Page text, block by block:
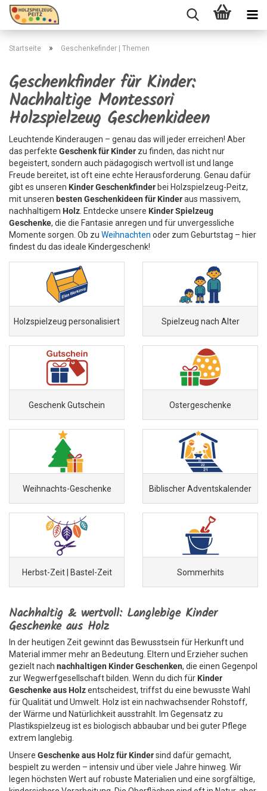
Startseite » Geschenkefinder | Themen
Geschenkfinder für Kinder:
Nachhaltige Montessori
Holzspielzeug Geschenkideen
Leuchtende Kinderaugen – genau das will jeder erreichen! Aber
das perfekte Geschenk für Kinder zu finden, das nicht nur
begeistert, sondern auch pädagogisch wertvoll ist und lange
Freude bereitet, ist oft eine echte Herausforderung. Genau dafür
gibt es unseren Kinder Geschenkfinder bei Holzspielzeug-Peitz,
mit unseren besten Geschenkideen für Kinderaus massivem,
nachhaltigem Holz . Entdecke unsere Kinder Spielzeug
Geschenke, die die Fantasie anregen und für unvergessliche
Momente sorgen. Ob zu Weihnachten oder zum Geburtstag – hier
findest du das ideale Kindergeschenk!
Holzspielzeug personalisiert Spielzeug nach Alter
Geschenk Gutschein Ostergeschenke
Weihnachts-Geschenke Biblischer Adventskalender
Herbst-Zeit | Bastel-Zeit Sommerhits
Nachhaltig & wertvoll: Langlebige Kinder
Geschenke aus Holz
In der heutigen Zeit gewinnt das Bewusstsein für Herkunft und
Material immer mehr an Bedeutung. Eltern und Erzieher suchen
gezielt nach nachhaltigen Kinder Geschenken, die einen Gegenpol
zur Wegwerfgesellschaft bilden. Wenn du dich für Kinder
Geschenke aus Holzentscheidest, triffst du eine bewusste Wahl
für Qualität und Umwelt. Holz ist ein nachwachsender Rohstoff,
der Wärme und Natürlichkeit ausstrahlt. Im Gegensatz zu
Plastikspielzeug ist es biologisch abbaubar und bei guter Pflege
extrem langlebig.
Unsere Geschenke aus Holz für Kindersind dafür gemacht,
bespielt zu werden – intensiv und über viele Jahre hinweg. Wir
legen höchsten Wert auf robuste Materialien und eine sorgfältige,